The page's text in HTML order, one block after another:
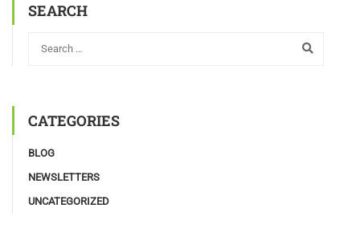
SEARCH
CATEGORIES
BLOG
NEWSLETTERS
UNCATEGORIZED